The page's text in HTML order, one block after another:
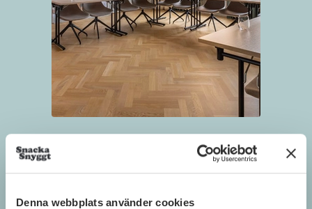
Denna webbplats använder cookies
Centralt läge
Tegnérlunden 3 i Stockholm